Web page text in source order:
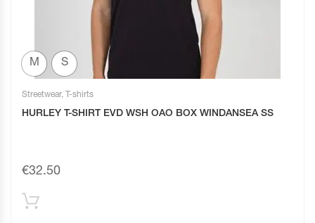
M S
Streetwear, T-shirts
HURLEY T-SHIRT EVD WSH OAO BOX WINDANSEA SS
€32.50